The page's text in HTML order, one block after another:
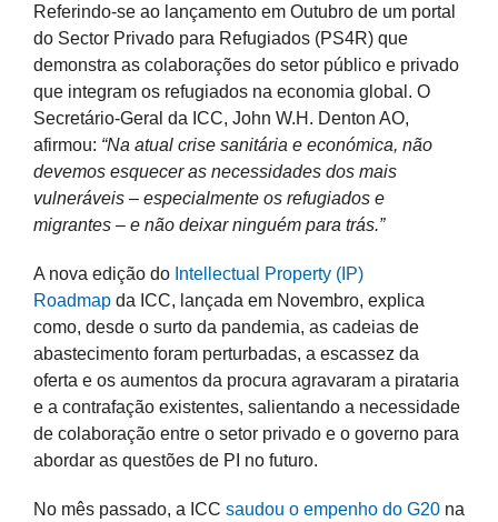
Referindo-se ao lançamento em Outubro de um portal
do Sector Privado para Refugiados (PS4R) que
demonstra as colaborações do setor público e privado
que integram os refugiados na economia global. O
Secretário-Geral da ICC, John W.H. Denton AO,
afirmou: “Na atual crise sanitária e económica, não
devemos esquecer as necessidades dos mais
vulneráveis – especialmente os refugiados e
migrantes – e não deixar ninguém para trás.”
A nova edição do Intellectual Property (IP)
Roadmapda ICC, lançada em Novembro, explica
como, desde o surto da pandemia, as cadeias de
abastecimento foram perturbadas, a escassez da
oferta e os aumentos da procura agravaram a pirataria
e a contrafação existentes, salientando a necessidade
de colaboração entre o setor privado e o governo para
abordar as questões de PI no futuro.
No mês passado, a ICC saudou o empenho do G20na